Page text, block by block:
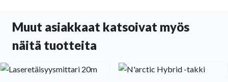
Muut asiakkaat katsoivat myös
näitä tuotteita